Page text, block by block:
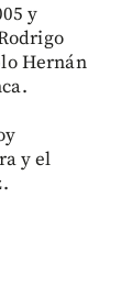
y
Hernán
y el